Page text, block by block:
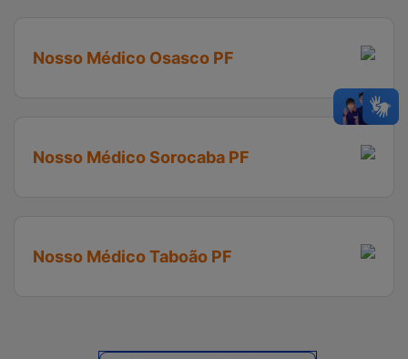
Nosso Médico Osasco PF
Nosso Médico Sorocaba PF
Nosso Médico Taboão PF